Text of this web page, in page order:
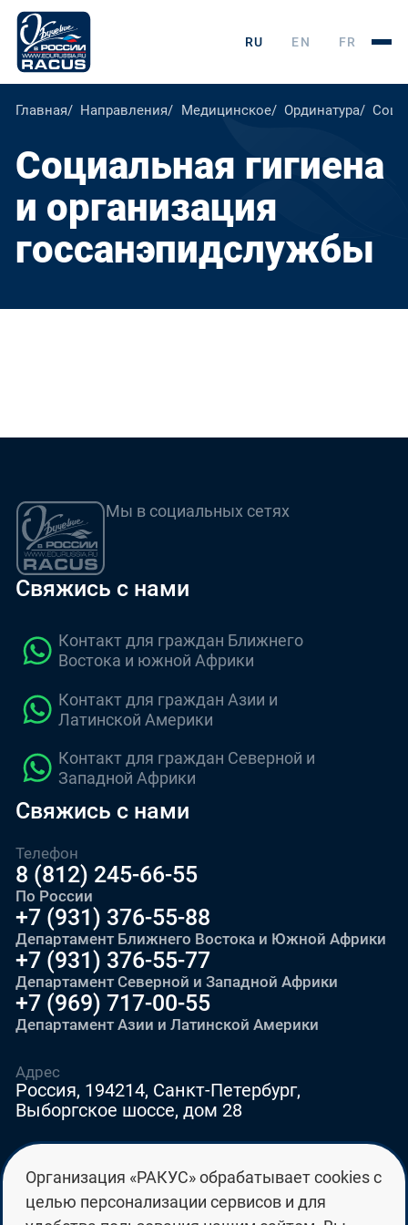
RU EN FR
Главная Направления Медицинское Ординатура
Социальная гигиена
и организация
госсанэпидслужбы
Мы в социальных сетях
Свяжись с нами
Контакт для граждан Ближнего
Востока и южной Африки
Контакт для граждан Азии и
Латинской Америки
Контакт для граждан Северной и
Западной Африки
Свяжись с нами
Телефон
8 (812) 245-66-55
По России
+7 (931) 376-55-88
Департамент Ближнего Востока и Южной Африки
+7 (931) 376-55-77
Департамент Северной и Западной Африки
+7 (969) 717-00-55
Департамент Азии и Латинской Америки
E-mail
education@edurussia.org
edurussia@racus.ru
Адрес
Россия, 194214, Санкт-Петербург,
Выборгское шоссе, дом 28
Организация «РАКУС» обрабатывает cookies с
целью персонализации сервисов и для